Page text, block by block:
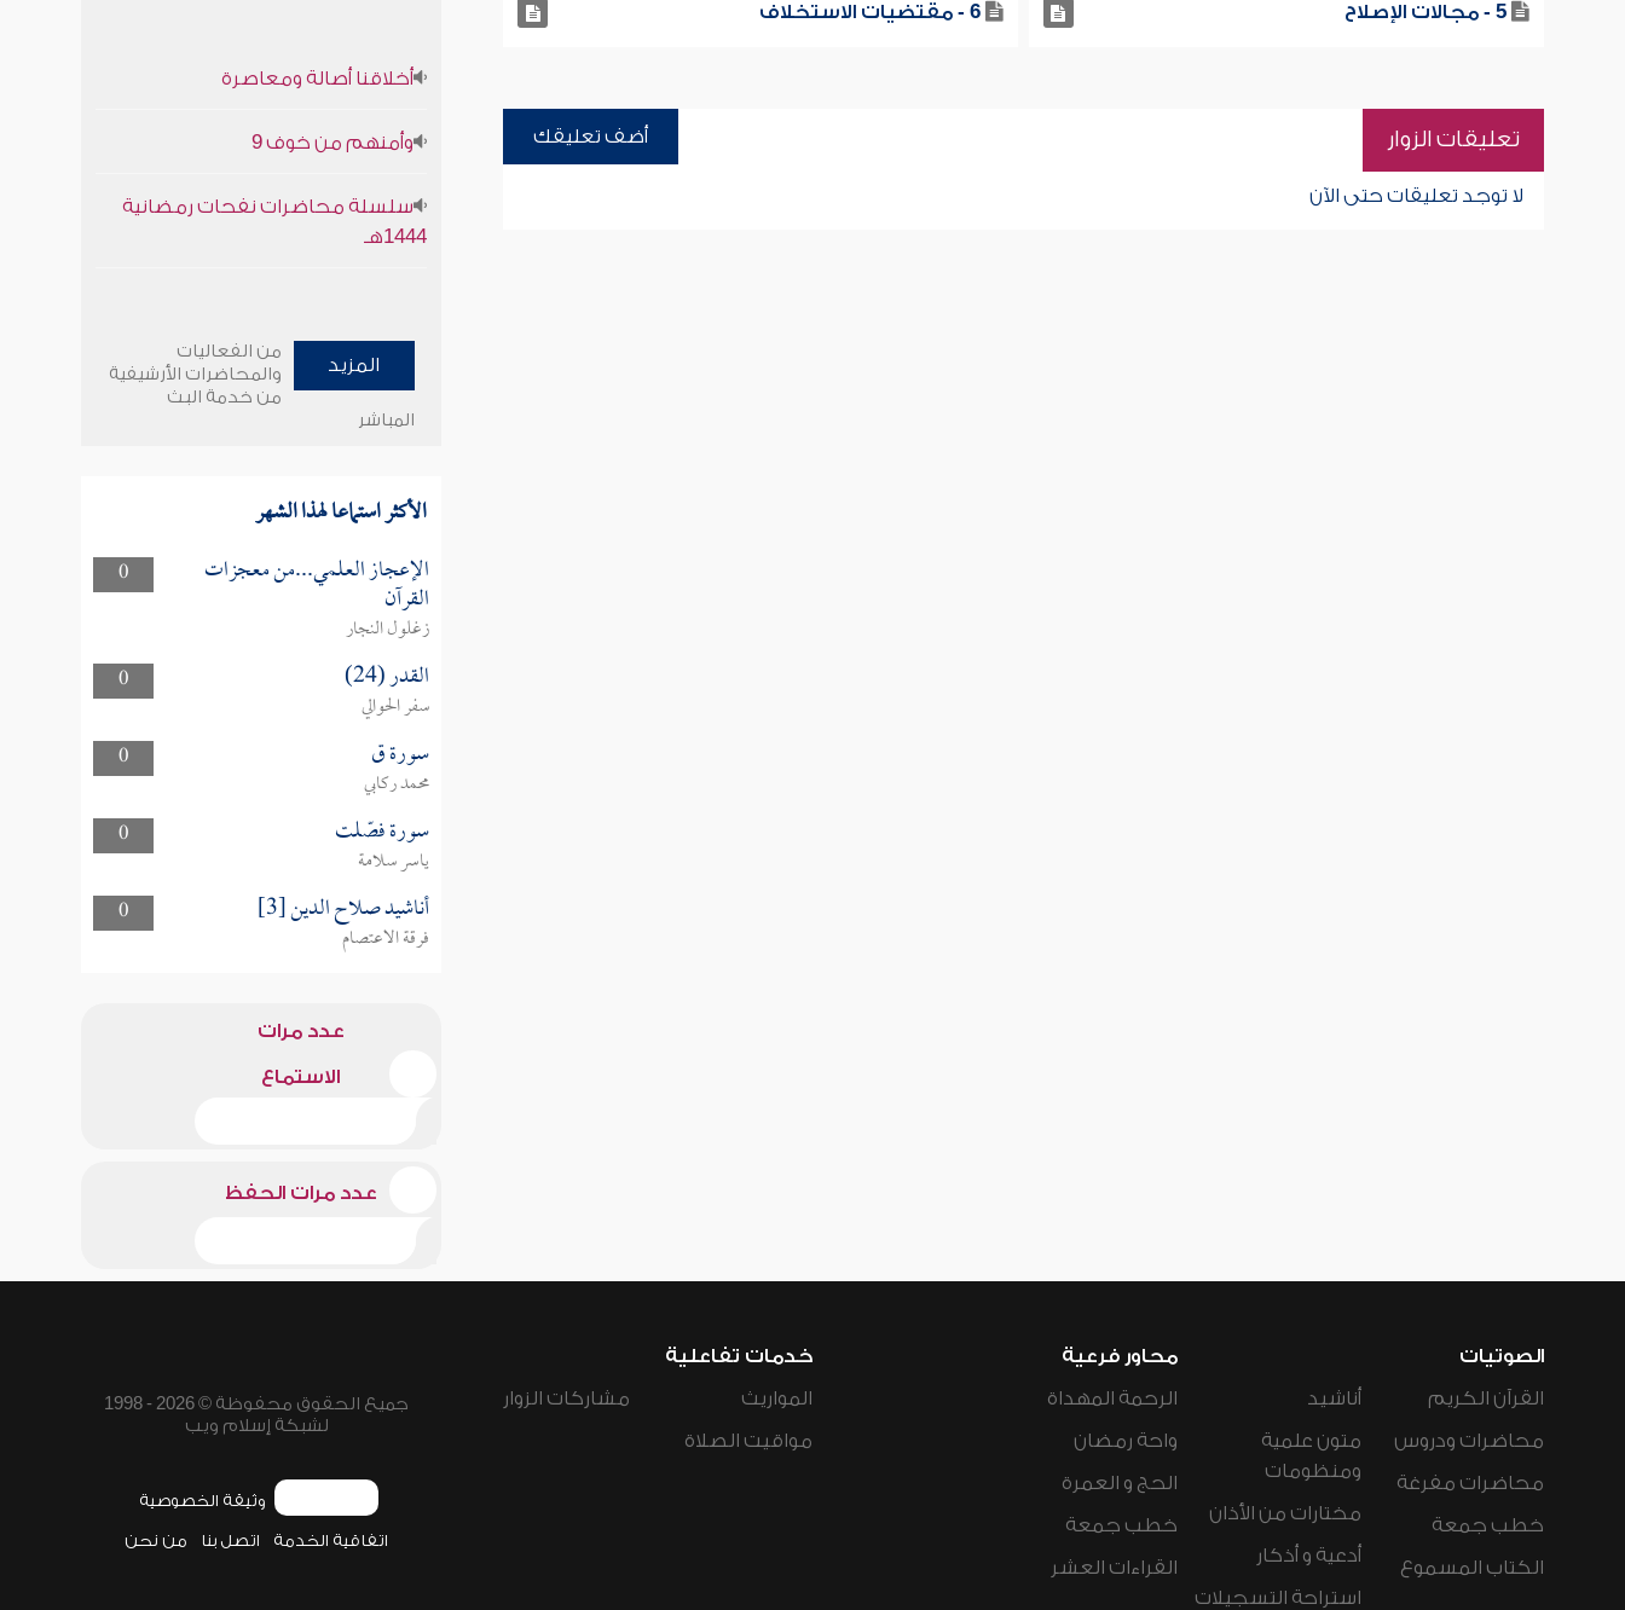
5 - مجالات الإصلاح 6 - مقتضيات الاستخلاف
تعليقات الزوار أضف تعليقك
لا توجد تعليقات حتى الآن
أخلاقنا أصالة ومعاصرة
وأمنهم من خوف 9
سلسلة محاضرات نفحات رمضانية
1444هـ
المزيد
من الفعاليات
والمحاضرات الأرشيفية
من خدمة البث
المباشر
الأكثر استماعا لهذا الشهر
0 الإعجاز العلمي...من معجزات
القرآن
زغلول النجار
0
القدر (24)
سفر الحوالي
0
سورة ق
محمد ركابي
0
سورة فصّلت
ياسر سلامة
0
أناشيد صلاح الدين [3]
فرقة الاعتصام
عدد مرات
الاستماع
عدد مرات الحفظ
الصوتيات
القرآن الكريم
محاضرات ودروس
محاضرات مفرغة
خطب جمعة
الكتاب المسموع
أناشيد
متون علمية
ومنظومات
مختارات من الأذان
أدعية و أذكار
استراحة التسجيلات
محاور فرعية
الرحمة المهداة
واحة رمضان
الحج و العمرة
خطب جمعة
القراءات العشر
خدمات تفاعلية
المواريث
مواقيت الصلاة
مشاركات الزوار
جميع الحقوق محفوظة © 2026 - 1998
لشبكة إسلام ويب
وثيقة الخصوصية
اتفاقية الخدمة اتصل بنا من نحن